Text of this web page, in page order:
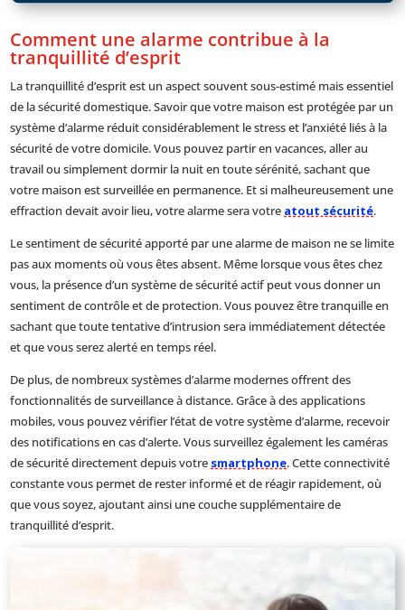
Comment une alarme contribue à la
tranquillité d’esprit
La tranquillité d’esprit est un aspect souvent sous-estimé mais essentiel
de la sécurité domestique. Savoir que votre maison est protégée par un
système d’alarme réduit considérablement le stress et l’anxiété liés à la
sécurité de votre domicile. Vous pouvez partir en vacances, aller au
travail ou simplement dormir la nuit en toute sérénité, sachant que
votre maison est surveillée en permanence. Et si malheureusement une
effraction devait avoir lieu, votre alarme sera votre atout sécurité.
Le sentiment de sécurité apporté par une alarme de maison ne se limite
pas aux moments où vous êtes absent. Même lorsque vous êtes chez
vous, la présence d’un système de sécurité actif peut vous donner un
sentiment de contrôle et de protection. Vous pouvez être tranquille en
sachant que toute tentative d’intrusion sera immédiatement détectée
et que vous serez alerté en temps réel.
De plus, de nombreux systèmes d’alarme modernes offrent des
fonctionnalités de surveillance à distance. Grâce à des applications
mobiles, vous pouvez vérifier l’état de votre système d’alarme, recevoir
des notifications en cas d’alerte. Vous surveillez également les caméras
de sécurité directement depuis votre smartphone. Cette connectivité
constante vous permet de rester informé et de réagir rapidement, où
que vous soyez, ajoutant ainsi une couche supplémentaire de
tranquillité d’esprit.